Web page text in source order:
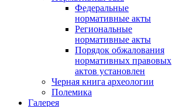
Федеральные
нормативные акты
Региональные
нормативные акты
Порядок обжалования
нормативных правовых
актов установлен
Черная книга археологии
Полемика
Галерея